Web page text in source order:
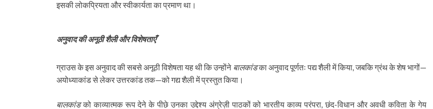
इसकी लोकप्रियता और स्वीकार्यता का प्रमाण था।
अनुवाद की अनूठी शैली और विशेषताएँ
ग्राउस के इस अनुवाद की सबसे अनूठी विशेषता यह थी कि उन्होंने बालकांडका अनुवाद पूर्णतः पद्य शैली में किया, जबकि ग्रंथ के शेष भागों—
अयोध्याकांड से लेकर उत्तरकांड तक—को गद्य शैली में प्रस्तुत किया।
बालकांडको काव्यात्मक रूप देने के पीछे उनका उद्देश्य अंग्रेज़ी पाठकों को भारतीय काव्य परंपरा, छंद-विधान और अवधी कविता के गेय